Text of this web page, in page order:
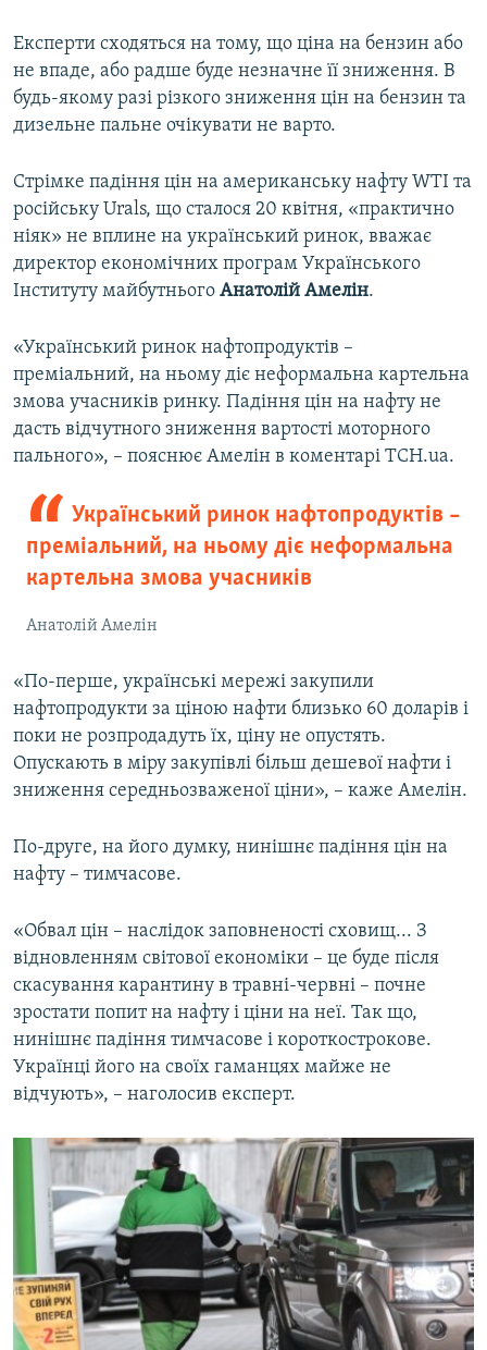
Експерти сходяться на тому, що ціна на бензин або
не впаде, або радше буде незначне її зниження. В
будь-якому разі різкого зниження цін на бензин та
дизельне пальне очікувати не варто.
Стрімке падіння цін на американську нафту WTI та
російську Urals, що сталося 20 квітня, «практично
ніяк» не вплине на український ринок, вважає
директор економічних програм Українського
Інституту майбутнього Анатолій Амелін.
«Український ринок нафтопродуктів –
преміальний, на ньому діє неформальна картельна
змова учасників ринку. Падіння цін на нафту не
дасть відчутного зниження вартості моторного
пального», – пояснює Амелін в коментарі ТСН.ua.
Український ринок нафтопродуктів –
преміальний, на ньому діє неформальна
картельна змова учасників
Анатолій Амелін
«По-перше, українські мережі закупили
нафтопродукти за ціною нафти близько 60 доларів і
поки не розпродадуть їх, ціну не опустять.
Опускають в міру закупівлі більш дешевої нафти і
зниження середньозваженої ціни», – каже Амелін.
По-друге, на його думку, нинішнє падіння цін на
нафту – тимчасове.
«Обвал цін – наслідок заповненості сховищ... З
відновленням світової економіки – це буде після
скасування карантину в травні-червні – почне
зростати попит на нафту і ціни на неї. Так що,
нинішнє падіння тимчасове і короткострокове.
Українці його на своїх гаманцях майже не
відчують», – наголосив експерт.